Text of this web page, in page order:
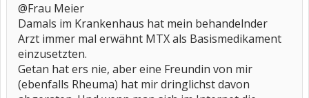
@Frau Meier
Damals im Krankenhaus hat mein behandelnder
Arzt immer mal erwähnt MTX als Basismedikament
einzusetzten.
Getan hat ers nie, aber eine Freundin von mir
(ebenfalls Rheuma) hat mir dringlichst davon